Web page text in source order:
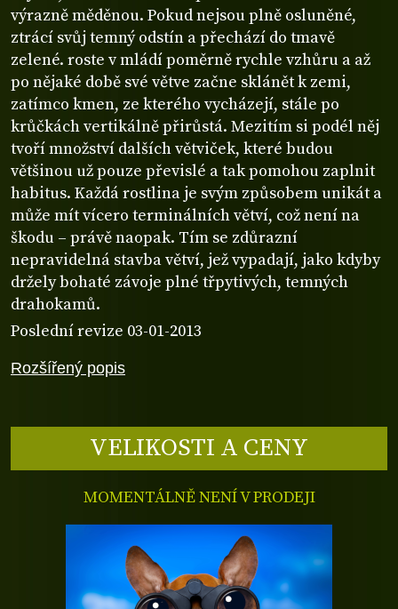
Rozšířený popis
výrazně měděnou. Pokud nejsou plně osluněné,
ztrácí svůj temný odstín a přechází do tmavě
zelené. roste v mládí poměrně rychle vzhůru a až
po nějaké době své větve začne sklánět k zemi,
zatímco kmen, ze kterého vycházejí, stále po
krůčkách vertikálně přirůstá. Mezitím si podél něj
tvoří množství dalších větviček, které budou
většinou už pouze převislé a tak pomohou zaplnit
habitus. Každá rostlina je svým způsobem unikát a
může mít vícero terminálních větví, což není na
škodu – právě naopak. Tím se zdůrazní
nepravidelná stavba větví, jež vypadají, jako kdyby
držely bohaté závoje plné třpytivých, temných
drahokamů.
Poslední revize 03-01-2013
VELIKOSTI A CENY
MOMENTÁLNĚ NENÍ V PRODEJI